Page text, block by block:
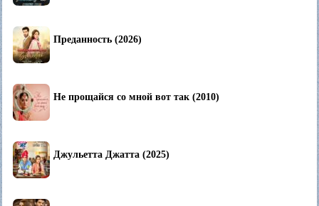
Преданность (2026)
Не прощайся со мной вот так (2010)
Джульетта Джатта (2025)